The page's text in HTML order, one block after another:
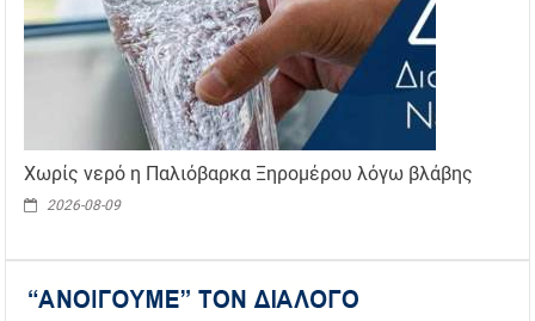
Χωρίς νερό η Παλιόβαρκα Ξηρομέρου λόγω βλάβης
2026-08-09